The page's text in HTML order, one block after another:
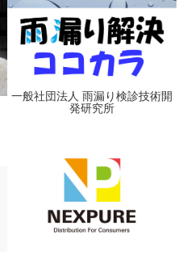
一般社団法人 雨漏り検診技術開
発研究所